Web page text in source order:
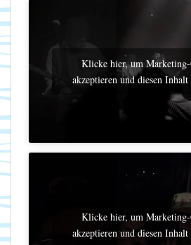
Klicke hier, um Marketing-
akzeptieren und diesen
Klicke hier, um
akzeptieren und diesen